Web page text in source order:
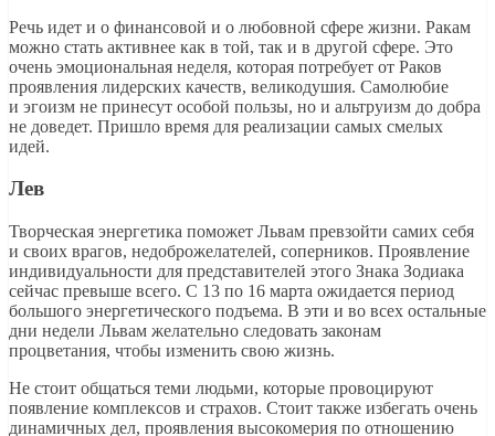
Речь идет и о финансовой и о любовной сфере жизни. Ракам
можно стать активнее как в той, так и в другой сфере. Это
очень эмоциональная неделя, которая потребует от Раков
проявления лидерских качеств, великодушия. Самолюбие
и эгоизм не принесут особой пользы, но и альтруизм до добра
не доведет. Пришло время для реализации самых смелых
идей.
Лев
Творческая энергетика поможет Львам превзойти самих себя
и своих врагов, недоброжелателей, соперников. Проявление
индивидуальности для представителей этого Знака Зодиака
сейчас превыше всего. С 13 по 16 марта ожидается период
большого энергетического подъема. В эти и во всех остальные
дни недели Львам желательно следовать законам
процветания, чтобы изменить свою жизнь.
Не стоит общаться теми людьми, которые провоцируют
появление комплексов и страхов. Стоит также избегать очень
динамичных дел, проявления высокомерия по отношению